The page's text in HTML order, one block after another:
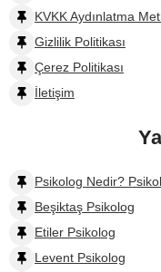
KVKK Aydınlatma
Gizlilik Politikası
Çerez Politikası
İletişim
Psikolog Nedir?
Beşiktaş Psikolog
Etiler Psikolog
Levent Psikolog